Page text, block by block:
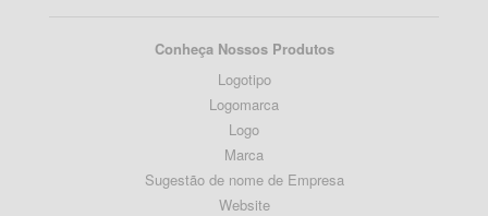
Conheça Nossos Produtos
Logotipo
Logomarca
Logo
Marca
Sugestão de nome de Empresa
Website